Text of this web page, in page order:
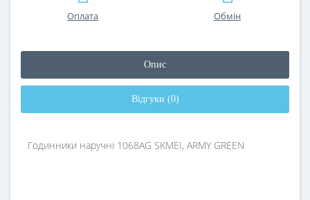
Оплата Обмін
Опис
Відгуки (0)
Годинники наручні 1068AG SKMEI, ARMY GREEN